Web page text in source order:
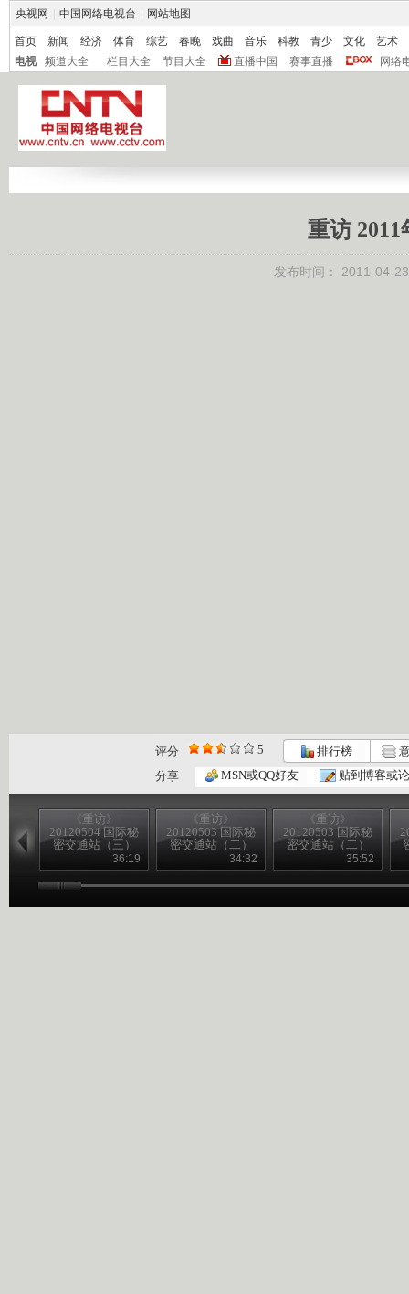
央视网 中国网络电视台 网站地图
首页 新闻 经济 体育 综艺 春晚 戏曲 音乐 科教 青少 文化
艺术
电视
频道大全 栏目大全 节目大全 直播中国 赛事直播 网络
重访
发布时间： 2011-04-
评分 5 排行榜
分享
MSN或QQ好友 贴到博客或
《重访》
20120504 国际秘
密交通站（三）
36:19
《重访》
20120503 国际秘
密交通站（二）
34:32
《重访》
20120503 国际秘
密交通站（二）
35:52